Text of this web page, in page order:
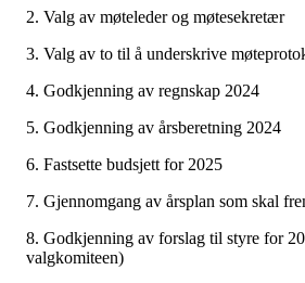
2. Valg av møteleder og møtesekretær
3. Valg av to til å underskrive
4. Godkjenning av regnskap 2024
5. Godkjenning av årsberetning 2024
6. Fastsette budsjett for 2025
7. Gjennomgang av årsplan som skal
8. Godkjenning av forslag til styre for
valgkomiteen)